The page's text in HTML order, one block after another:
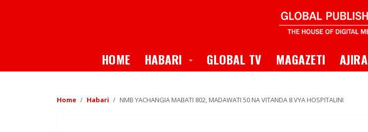
HOME HABARI Toggle Dropdown
GLOBAL TV MAGAZETI AJIRA
Home Habari NMB YACHANGIA MABATI 802, MADAWATI 50 NA VITANDA 8 VYA HOSPITALINI